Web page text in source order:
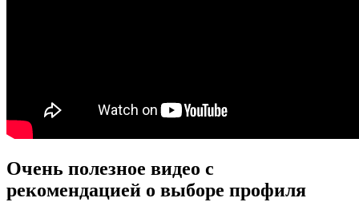
Очень полезное видео с
рекомендацией о выборе профиля